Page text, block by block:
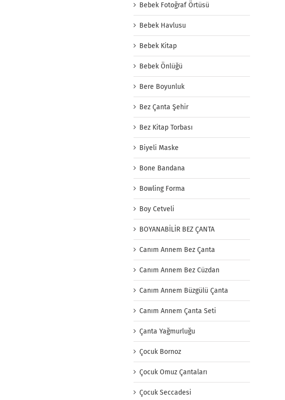
Bebek Fotoğraf Örtüsü
Bebek Havlusu
Bebek Kitap
Bebek Önlüğü
Bere Boyunluk
Bez Çanta Şehir
Bez Kitap Torbası
Biyeli Maske
Bone Bandana
Bowling Forma
Boy Cetveli
BOYANABİLİR BEZ ÇANTA
Canım Annem Bez Çanta
Canım Annem Bez Cüzdan
Canım Annem Büzgülü Çanta
Canım Annem Çanta Seti
Çanta Yağmurluğu
Çocuk Bornoz
Çocuk Omuz Çantaları
Çocuk Seccadesi